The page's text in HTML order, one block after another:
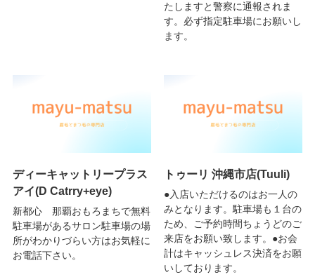
たしますと警察に通報されま
す。必ず指定駐車場にお願いし
ます。
ディーキャットリープラス
アイ(D Catrry+eye)
新都心 那覇おもろまちで無料
駐車場があるサロン駐車場の場
所がわかりづらい方はお気軽に
お電話下さい。
トゥーリ 沖縄市店(Tuuli)
●入店いただけるのはお一人の
みとなります。駐車場も１台の
ため、ご予約時間ちょうどのご
来店をお願い致します。●お会
計はキャッシュレス決済をお願
いしております。